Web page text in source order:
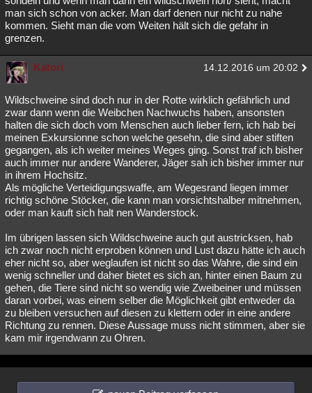
man sich schon von acker. Man darf denen nur nicht zu nahe
kommen. Sieht man die vom Weiten hält sich die gefahr in
grenzen.
Katori 14.12.2016 um 20:02
Wildschweine sind doch nur in der Rotte wirklich gefährlich und
zwar dann wenn die Weibchen Nachwuchs haben, ansonsten
halten die sich doch vom Menschen auch lieber fern, ich hab bei
meinen Exkursionne schon welche gesehn, die sind aber stiften
gegangen, als ich weiter meines Weges ging. Sonst traf ich bisher
auch immer nur andere Wanderer, Jäger sah ich bisher immer nur
in ihrem Hochsitz.
Als mögliche Verteidigungswaffe, am Wegesrand liegen immer
richtig schöne Stöcker, die kann man vorsichtshalber mitnehmen,
oder man kauft sich halt nen Wanderstock.
Im übrigen lassen sich Wildschweine auch gut austricksen, hab
ich zwar noch nicht erproben können und Lust dazu hätte ich auch
eher nicht so, aber weglaufen ist nicht so das Wahre, die sind ein
wenig schneller und daher bietet es sich an, hinter einen Baum zu
gehen, die Tiere sind nicht so wendig wie Zweibeiner und müssen
daran vorbei, was einem selber die Möglichkeit gibt entweder da
zu bleiben versuchen auf diesen zu klettern oder in eine andere
Richtung zu rennen. Diese Aussage muss nicht stimmen, aber sie
kam mir irgendwann zu Ohren.